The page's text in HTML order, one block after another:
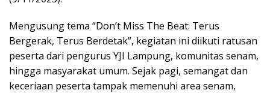
Mengusung tema “Don’t Miss The Beat: Terus
Bergerak, Terus Berdetak”, kegiatan ini diikuti ratusan
peserta dari pengurus YJI Lampung, komunitas senam,
hingga masyarakat umum. Sejak pagi, semangat dan
keceriaan peserta tampak memenuhi area senam,